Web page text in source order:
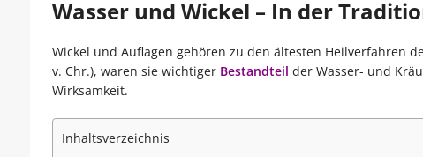
Wasser und Wickel – In der
Wickel und Auflagen gehören zu den ältesten Heilverfahren
v. Chr.), waren sie wichtiger Bestandteil der Wasser- und
Wirksamkeit.
Inhaltsverzeichnis